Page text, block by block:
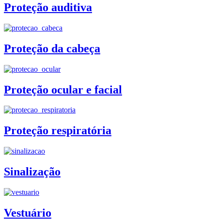
Proteção auditiva
Proteção da cabeça
Proteção ocular e facial
Proteção respiratória
Sinalização
Vestuário